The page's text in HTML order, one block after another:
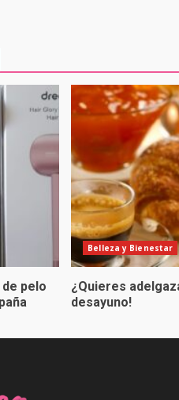
pelo
Belleza y Bienestar
¿Quieres
desayuno!